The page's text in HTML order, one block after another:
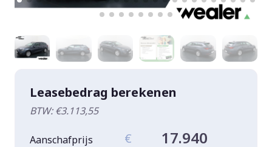
Leasebedrag berekenen
BTW: €3.113,55
Aanschafprijs € 17.940